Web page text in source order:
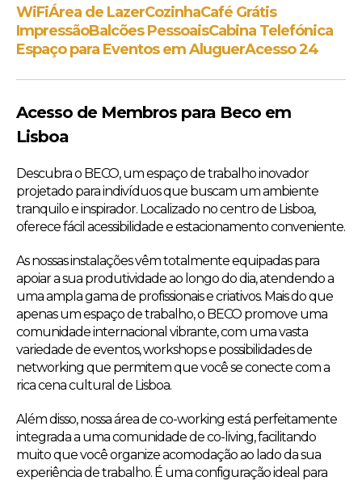
WiFiÁrea de LazerCozinhaCafé Grátis
ImpressãoBalcões PessoaisCabina Telefónica
Espaço para Eventos em AluguerAcesso 24
Acesso de Membros para Beco em
Lisboa
Descubra o BECO, um espaço de trabalho inovador
projetado para indivíduos que buscam um ambiente
tranquilo e inspirador. Localizado no centro de Lisboa,
oferece fácil acessibilidade e estacionamento conveniente.
As nossas instalações vêm totalmente equipadas para
apoiar a sua produtividade ao longo do dia, atendendo a
uma ampla gama de profissionais e criativos. Mais do que
apenas um espaço de trabalho, o BECO promove uma
comunidade internacional vibrante, com uma vasta
variedade de eventos, workshops e possibilidades de
networking que permitem que você se conecte com a
rica cena cultural de Lisboa.
Além disso, nossa área de co-working está perfeitamente
integrada a uma comunidade de co-living, facilitando
muito que você organize acomodação ao lado da sua
experiência de trabalho. É uma configuração ideal para